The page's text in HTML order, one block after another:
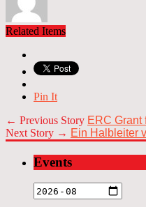
Related Items
Pin It
← Previous Story ERC Grant
Next Story → Ein Halbleiter
Events